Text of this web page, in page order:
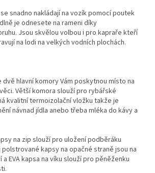
snadno nakládají na vozík pomocí poutek
je odnesete na rameni díky
Jsou skvělou volbou i pro kapraře kteří
na lodi na velkých vodních plochách.
hlavní komory Vám poskytnou místo na
Větší komora slouží pro rybářské
kvalitní termoizolační vložku takže je
návnad jídla anebo třeba mléka do kávy a
na zip slouží pro uložení podběráku
kapsy na opačné straně jsou na
EVA kapsa na víku slouží pro pěněženku